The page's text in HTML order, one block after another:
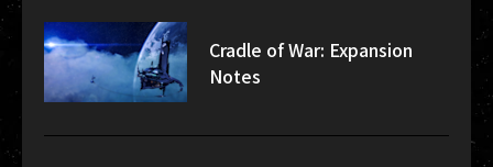
Cradle of War: Expansion
Notes